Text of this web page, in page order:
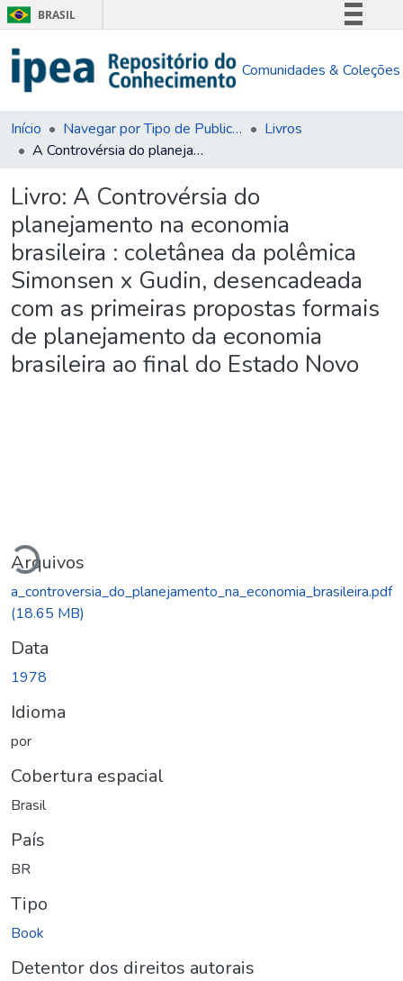
BRASIL
Comunica BR
Acesso à informação
Comunidades & Coleções
Início Navegar por Tipo de Publicação
Livros
A Controvérsia do planejamento na economia brasileira : coletânea da polêmica Simonsen x Gudin, desencadeada com as primeiras propostas formais de planejamento da economia brasileira ao final do Estado Novo
Livro: A Controvérsia do
planejamento na economia
brasileira : coletânea da polêmica
Simonsen x Gudin, desencadeada
com as primeiras propostas formais
de planejamento da economia
brasileira ao final do Estado Novo
Carregando...
Arquivos
a_controversia_do_planejamento_na_economia_brasileira.pdf
(18.65 MB)
Data
1978
Idioma
por
Cobertura espacial
Brasil
País
BR
Tipo
Book
Detentor dos direitos autorais